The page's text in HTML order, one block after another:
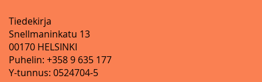
Tiedekirja
Snellmaninkatu 13
00170 HELSINKI
Puhelin: +358 9 635 177
Y-tunnus: 0524704-5